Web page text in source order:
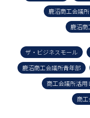
鹿沼商工会議
鹿沼商
ザ・ビジネスモール
鹿沼商工会議所青年部
商工会議所活用
商工